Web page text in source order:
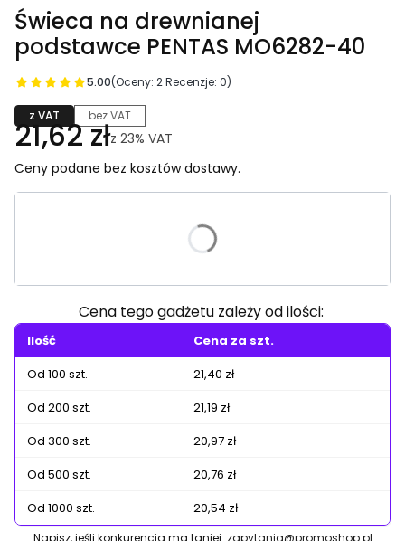
Świeca na drewnianej
podstawce PENTAS MO6282-40
5.00(Oceny: 2 Recenzje: 0)
z VAT bez VAT
21,62 złz 23% VAT
Ceny podane bez kosztów dostawy.
Poszczególne warianty mogą różnić się ceną
Cena tego gadżetu zależy od ilości:
Ilość
Cena za szt.
Od 100 szt.
21,40 zł
Od 200 szt.
21,19 zł
Od 300 szt.
20,97 zł
Od 500 szt.
20,76 zł
Od 1000 szt.
20,54 zł
Napisz, jeśli konkurencja ma taniej: zapytania@promoshop.pl